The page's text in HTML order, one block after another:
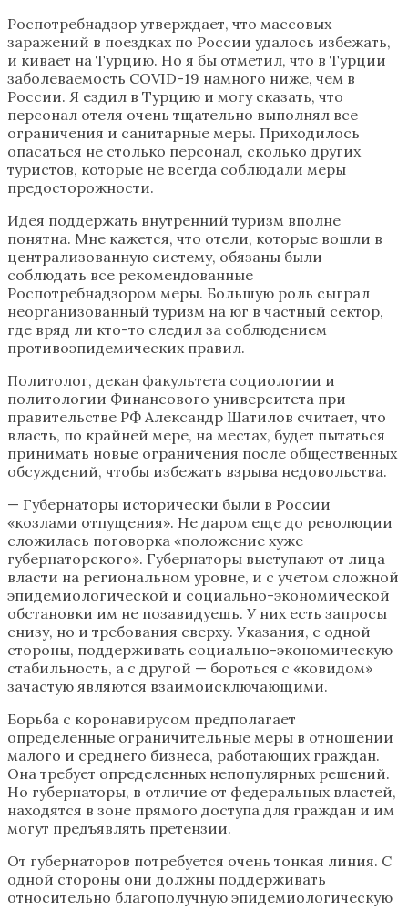
Роспотребнадзор утверждает, что массовых
заражений в поездках по России удалось избежать,
и кивает на Турцию. Но я бы отметил, что в Турции
заболеваемость COVID-19 намного ниже, чем в
России. Я ездил в Турцию и могу сказать, что
персонал отеля очень тщательно выполнял все
ограничения и санитарные меры. Приходилось
опасаться не столько персонал, сколько других
туристов, которые не всегда соблюдали меры
предосторожности.
Идея поддержать внутренний туризм вполне
понятна. Мне кажется, что отели, которые вошли в
централизованную систему, обязаны были
соблюдать все рекомендованные
Роспотребнадзором меры. Большую роль сыграл
неорганизованный туризм на юг в частный сектор,
где вряд ли кто-то следил за соблюдением
противоэпидемических правил.
Политолог, декан факультета социологии и
политологии Финансового университета при
правительстве РФ Александр Шатилов считает, что
власть, по крайней мере, на местах, будет пытаться
принимать новые ограничения после общественных
обсуждений, чтобы избежать взрыва недовольства.
— Губернаторы исторически были в России
«козлами отпущения». Не даром еще до революции
сложилась поговорка «положение хуже
губернаторского». Губернаторы выступают от лица
власти на региональном уровне, и с учетом сложной
эпидемиологической и социально-экономической
обстановки им не позавидуешь. У них есть запросы
снизу, но и требования сверху. Указания, с одной
стороны, поддерживать социально-экономическую
стабильность, а с другой — бороться с «ковидом»
зачастую являются взаимоисключающими.
Борьба с коронавирусом предполагает
определенные ограничительные меры в отношении
малого и среднего бизнеса, работающих граждан.
Она требует определенных непопулярных решений.
Но губернаторы, в отличие от федеральных властей,
находятся в зоне прямого доступа для граждан и им
могут предъявлять претензии.
От губернаторов потребуется очень тонкая линия. С
одной стороны они должны поддерживать
относительно благополучную эпидемиологическую